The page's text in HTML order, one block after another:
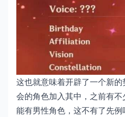
这也就意味着开辟了一个新
会的角色加入其中，之前有
能有男性角色，这不有了先